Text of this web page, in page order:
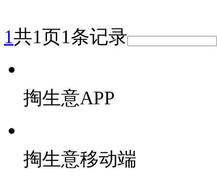
1共1页1条记录
掏生意APP
掏生意移动端